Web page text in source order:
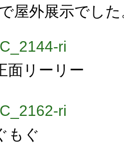
屋外展示でした
面リーリー
もぐ